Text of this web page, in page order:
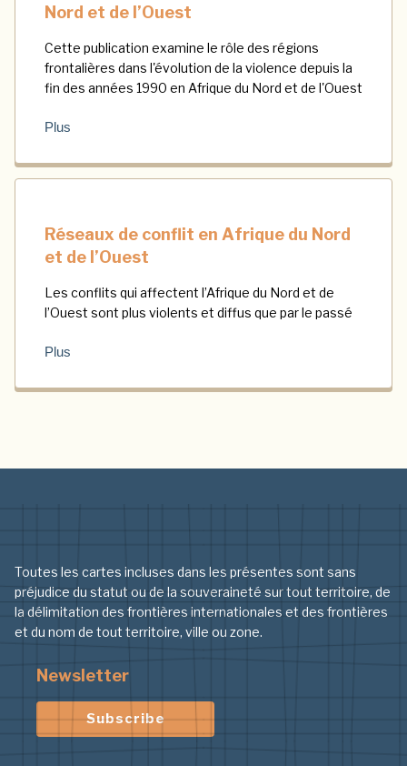
Nord et de l’Ouest
Cette publication examine le rôle des régions
frontalières dans l'évolution de la violence depuis la
fin des années 1990 en Afrique du Nord et de l'Ouest
Plus
Réseaux de conflit en Afrique du Nord
et de l’Ouest
Les conflits qui affectent l’Afrique du Nord et de
l’Ouest sont plus violents et diffus que par le passé
Plus
Toutes les cartes incluses dans les présentes sont sans
préjudice du statut ou de la souveraineté sur tout territoire, de
la délimitation des frontières internationales et des frontières
et du nom de tout territoire, ville ou zone.
Newsletter
Subscribe